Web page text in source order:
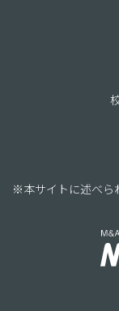
※本サイトに述べら